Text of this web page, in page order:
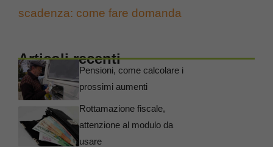
scadenza: come fare domanda
Articoli recenti
Pensioni, come calcolare i
prossimi aumenti
Rottamazione fiscale,
attenzione al modulo da
usare